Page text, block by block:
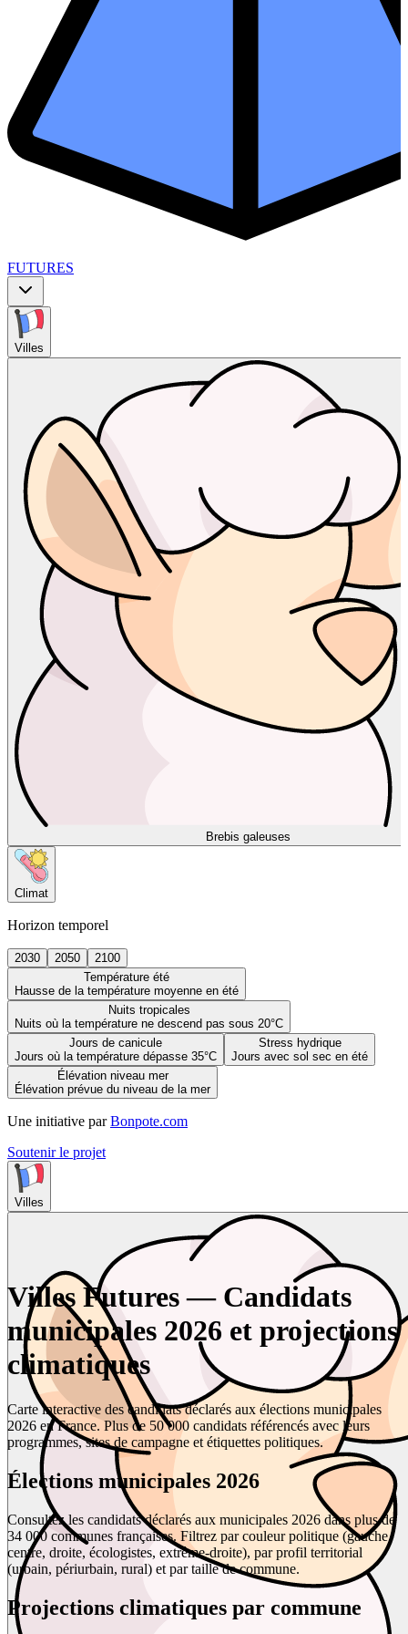
FUTURES
Villes
Brebis galeuses
Climat
Horizon temporel
2030 2050
2100
Température été
Hausse de la température moyenne en été
Nuits tropicales
Nuits où la température ne descend pas sous 20°C
Jours de canicule
Jours où la température dépasse 35°C
Stress hydrique
Jours avec sol sec en été
Élévation niveau mer
Élévation prévue du niveau de la mer
Une initiative par Bonpote.com
Soutenir le projet
Villes
Villes Futures — Candidats
municipales 2026 et projections
climatiques
Carte interactive des candidats déclarés aux élections municipales
2026 en France. Plus de 50 000 candidats référencés avec leurs
programmes, sites de campagne et étiquettes politiques.
Élections municipales 2026
Consultez les candidats déclarés aux municipales 2026 dans plus de
34 000 communes françaises. Filtrez par couleur politique (gauche,
centre, droite, écologistes, extrême-droite), par profil territorial
(urbain, périurbain, rural) et par taille de commune.
Projections climatiques par commune